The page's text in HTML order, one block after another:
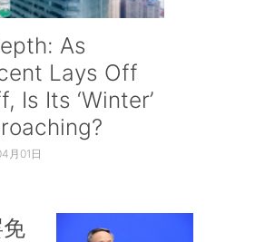
As
Lays Off
Is Its ‘Winter’
月01日